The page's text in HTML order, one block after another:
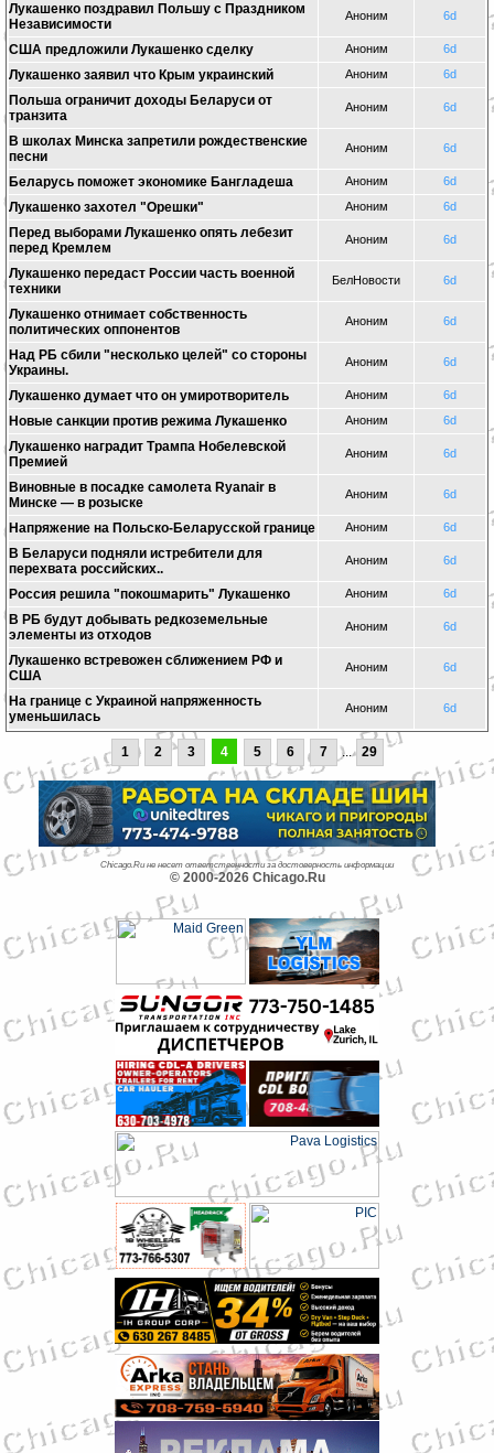
Лукашенко поздравил Польшу с Праздником
Независимости
Аноним 6d
США предложили Лукашенко сделку Аноним 6d
Лукашенко заявил что Крым украинский Аноним 6d
Польша ограничит доходы Беларуси от
транзита
Аноним 6d
В школах Минска запретили рождественские
песни
Аноним 6d
Беларусь поможет экономике Бангладеша Аноним 6d
Лукашенко захотел "Орешки" Аноним 6d
Перед выборами Лукашенко опять лебезит
перед Кремлем
Аноним 6d
Лукашенко передаст России часть военной
техники
БелНовости 6d
Лукашенко отнимает собственность
политических оппонентов
Аноним 6d
Над РБ сбили "несколько целей" со стороны
Украины.
Аноним 6d
Лукашенко думает что он умиротворитель Аноним 6d
Новые санкции против режима Лукашенко Аноним 6d
Лукашенко наградит Трампа Нобелевской
Премией
Аноним 6d
Виновные в посадке самолета Ryanair в
Минске — в розыске
Аноним 6d
Напряжение на Польско-Беларусской границе Аноним 6d
В Беларуси подняли истребители для
перехвата российских..
Аноним 6d
Россия решила "покошмарить" Лукашенко Аноним 6d
В РБ будут добывать редкоземельные
элементы из отходов
Аноним 6d
Лукашенко встревожен сближением РФ и
США
Аноним 6d
На границе с Украиной напряженность
уменьшилась
Аноним 6d
1 2 3 4 5 6 7 ... 29
Chicago.Ru не несет ответственности за достоверность информации
© 2000-2026 Chicago.Ru